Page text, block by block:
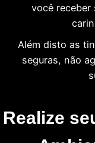
você receber
Além disto as
seguras, não
Realize